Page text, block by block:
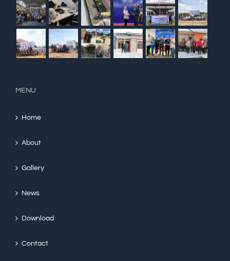
MENU
Home
About
Gallery
News
Download
Contact